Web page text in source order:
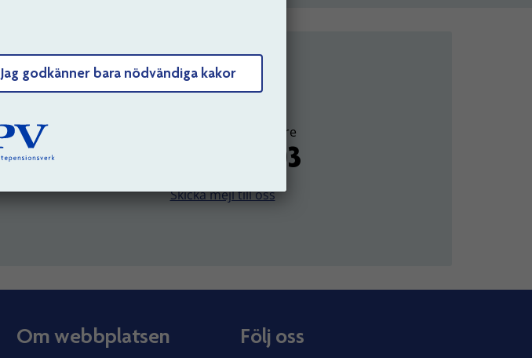
Jag godkänner bara nödvändiga kakor
Kundservice
För dig som arbetsgivare
060-18 75 03
Skicka mejl till oss
Om webbplatsen Följ oss